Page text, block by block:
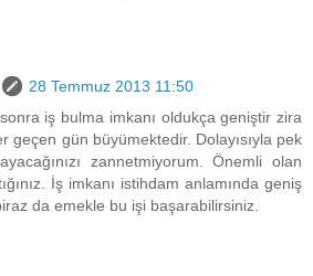
28 Temmuz 2013 11:50
iş bulma imkanı oldukça geniştir zira
geçen gün büyümektedir. Dolayısıyla pek
zannetmiyorum. Önemli olan
İş imkanı istihdam anlamında geniş
da emekle bu işi başarabilirsiniz.